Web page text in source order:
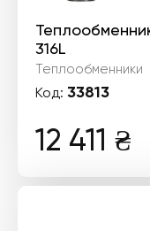
316L
Теплообменники
Код: 33813
12 411 ₴